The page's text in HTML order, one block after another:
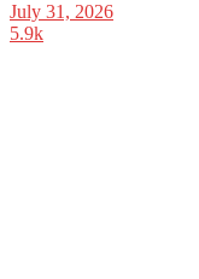
July 31, 2026
5.9k